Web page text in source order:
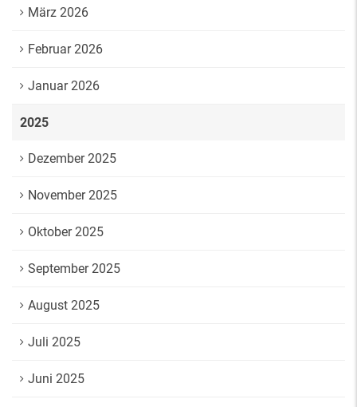
März 2026
Februar 2026
Januar 2026
2025
Dezember 2025
November 2025
Oktober 2025
September 2025
August 2025
Juli 2025
Juni 2025